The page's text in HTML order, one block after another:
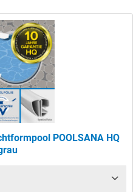
POOLSANA HQ